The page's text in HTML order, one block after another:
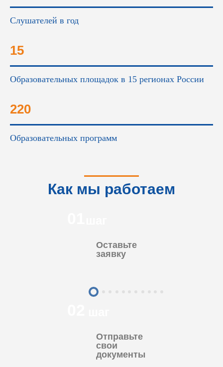
Слушателей в год
15
Образовательных площадок в 15 регионах России
220
Образовательных программ
Как мы работаем
Оставьте
заявку
Отправьте
свои
документы